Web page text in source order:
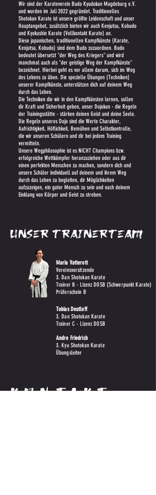
Wir sind der Karateverein Budo Kyudokan Magdeburg e.V.
und wurden im Juli 2022 gegründet. Traditionelles
Shotokan Karate ist unsere größte Leidenschaft und unser
Hauptangebot, zusätzlich bieten wir auch Kenjutsu, Kobudo
und Kyokushin Karate (Vollkontakt Karate) an.
Diese japanischen, traditionellen Kampfkünste (Karate,
Kenjutsu, Kobudo) sind dem Budo zuzuordnen. Budo
bedeutet übersetzt "der Weg des Kriegers" und wird
manchmal auch als "der geistige Weg der Kampfkünste"
bezeichnet. Hierbei geht es vor allem darum, sich im Weg
des Lebens zu üben. Die spezielle Übungen (Techniken)
unserer Kampfkünste, unterstützen dich auf deinem Weg
durch das Leben.
Die Techniken die wir in den Kampfkünsten lernen, sollen
dir Kraft und Sicherheit geben, unser Dojokun - die Regeln
der Trainingsstätte - stärken deinen Geist und deine Seele.
Die Regeln unseres Dojo sind die Werte Charakter,
Aufrichtigkeit, Höflichkeit, Bemühen und Selbstkontrolle,
die wir unseren Schülern und dir bei jedem Training
vermitteln.
Unsere Wegphilosophie ist es NICHT Champions bzw.
erfolgreiche Wettkämpfer heranzuziehen oder aus dir
einen perfekten Menschen zu machen, sondern dich und
unsere Schüler individuell auf deinem und ihrem Weg
durch das Leben zu begleiten, dir Möglichkeiten
aufzuzeigen, ein guter Mensch zu sein und nach deinem
Einklang von Körper und Geist zu streben.
unser trainerteam
Maria Vatterott
Vereinsvorsitzende
3. Dan Shotokan Karate
Trainer B - Lizenz DOSB (Schwerpunkt Karate)
Prüferschein B
Tobias Deutloff
3. Dan Shotokan Karate
Trainer C - Lizenz DOSB
Andre Friedrich
3. Kyu Shotokan Karate
Übungsleiter
KONTAKT